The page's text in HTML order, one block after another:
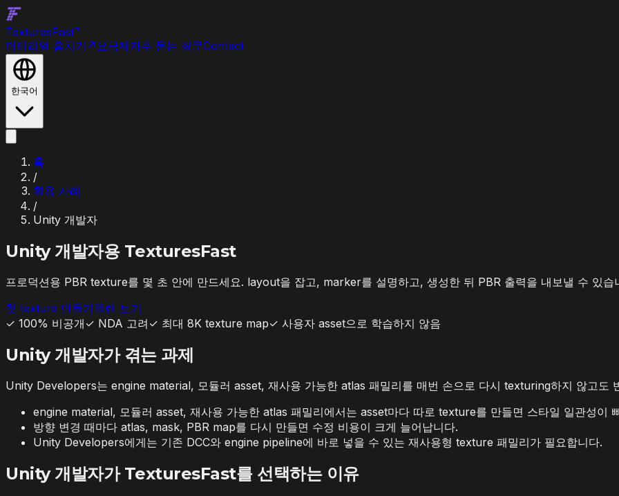
TexturesFast™
머티리얼 훔치기 ↗ 요금제자주 묻는 질문Contact
한국어
홈
/
활용 사례
/
Unity 개발자
Unity 개발자용 TexturesFast
프로덕션용 PBR texture를 몇 초 안에 만드세요. layout을 잡고, marker를 설명하고, 생성한 뒤 PBR 출력을 내보낼 수 있습
첫 texture 만들기플랜 보기
✓ 100% 비공개 ✓ NDA 고려 ✓ 최대 8K texture map✓ 사용자 asset으로 학습하지 않음
Unity 개발자가 겪는 과제
Unity Developers는 engine material, 모듈러 asset, 재사용 가능한 atlas 패밀리를 매번 손으로 다시 texturing하지 않고
engine material, 모듈러 asset, 재사용 가능한 atlas 패밀리에서는 asset마다 따로 texture를 만들면 스타일 일관성이
방향 변경 때마다 atlas, mask, PBR map를 다시 만들면 수정 비용이 크게 늘어납니다.
Unity Developers에게는 기존 DCC와 engine pipeline에 바로 넣을 수 있는 재사용형 texture 패밀리가 필요합니다.
Unity 개발자가 TexturesFast를 선택하는 이유